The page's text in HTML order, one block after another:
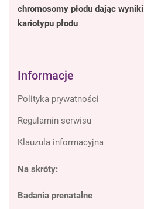
chromosomy płodu dając
kariotypu płodu
Informacje
Polityka prywatności
Regulamin serwisu
Klauzula informacyjna
Na skróty:
Badania prenatalne